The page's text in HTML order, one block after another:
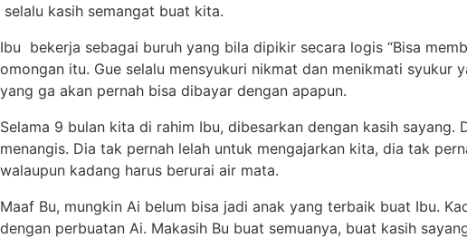
selalu kasih semangat buat kita.
Ibu bekerja sebagai buruh yang bila dipikir secara logis “Bisa
omongan itu. Gue selalu mensyukuri nikmat dan menikmati
yang ga akan pernah bisa dibayar dengan apapun.
Selama 9 bulan kita di rahim Ibu, dibesarkan dengan kasih
menangis. Dia tak pernah lelah untuk mengajarkan kita, dia tak
walaupun kadang harus berurai air mata.
Maaf Bu, mungkin Ai belum bisa jadi anak yang terbaik buat Ibu.
dengan perbuatan Ai. Makasih Bu buat semuanya, buat kasih